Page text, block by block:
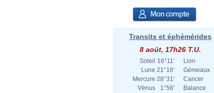
Transits et éphémérides
8 août, 17h26 T.U.
Soleil 16°11'
Lion
Lune 21°16'
Gémeaux
Mercure 28°31'
Cancer
Vénus
1°56'
Balance